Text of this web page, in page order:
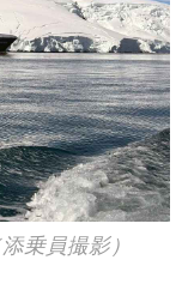
乗員撮影）